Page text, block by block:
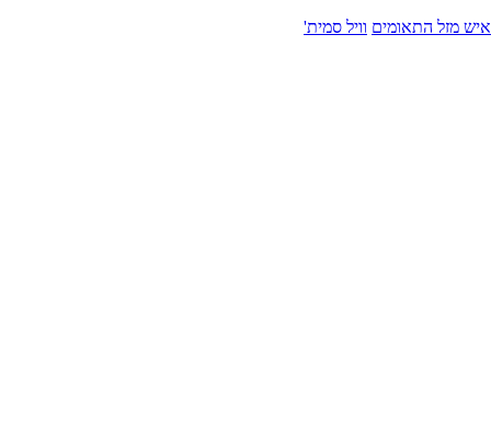
איש מזל התאומים וויל סמית'